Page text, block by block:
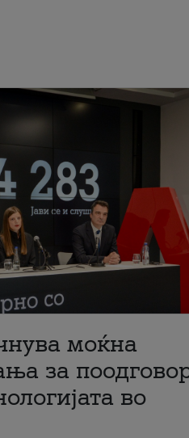
моќна
за
во